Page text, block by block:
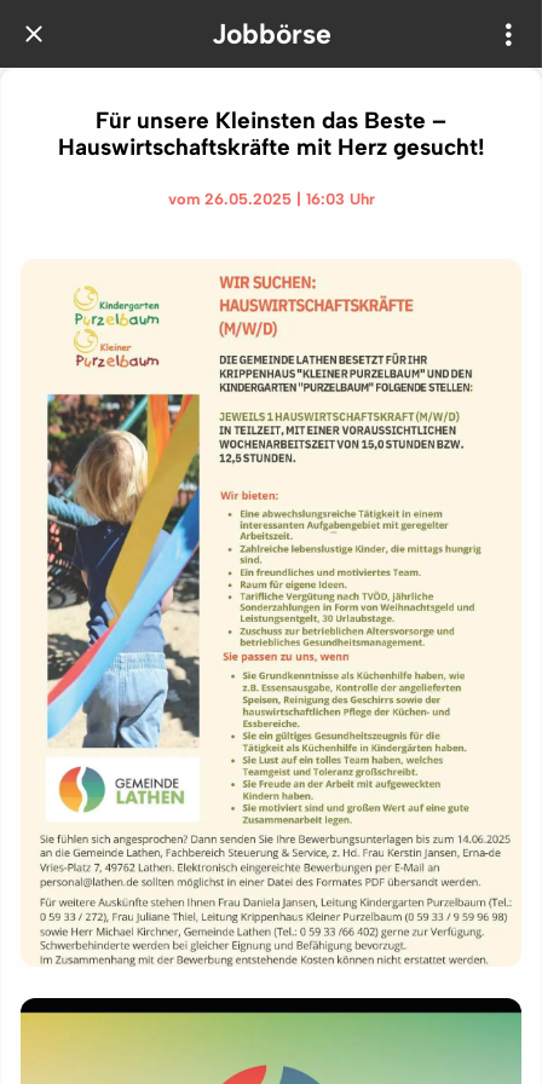
Jobbörse
Für unsere Kleinsten das Beste –
Hauswirtschaftskräfte mit Herz gesucht!
vom 26.05.2025 | 16:03 Uhr